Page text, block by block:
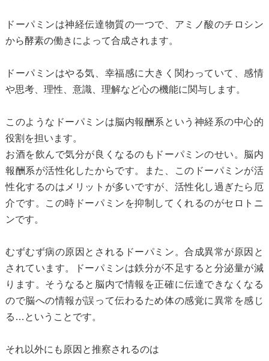
ドーパミンは神経伝達物質の一つで、アミノ酸のチロシン
から酵素の働きによって合成されます。
ドーパミンはやる気、幸福感に大きく関わっていて、感情
や思考、理性、意識、理解など心の機能に関与します。
このようなドーパミンは脳内報酬系という神経系の中心的
役割を担います。
お酒を飲んで気分が良くなるのもドーパミンのせい。脳内
報酬系が活性化したからです。また、このドーパミンが活
性化するのはメリットが多いですが、活性化し過ぎたら厄
介です。この時ドーパミンを抑制してくれるのがセロトニ
ンです。
むずむず病の原因とされるドーパミン。合成異常が原因と
されています。ドーパミンは鉄分が不足すると分泌量が減
ります。そうなると脳内で情報を正確に伝達できなくなる
ので脳への情報が誤って伝わるため体の感覚に異常を感じ
る…ということです。
それ以外にも原因と推察されるのは